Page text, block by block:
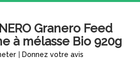
Granero Feed
à mélasse Bio 920g
Donnez votre avis